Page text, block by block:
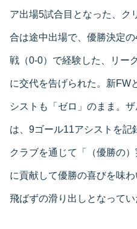
ア出場5試合目となった、ク
合は途中出場で、優勝決定
戦（0-0）で経験した、リー
に交代を告げられた。新FW
シストも「ゼロ」のまま。
は、9ゴール11アシストを記
クラブを通じて「（優勝の
に貢献して優勝の喜びを味
飛ばずの滑り出しとなってい